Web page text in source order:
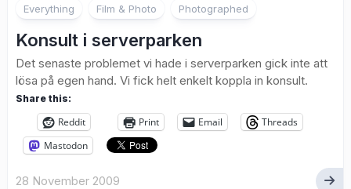
Everything Film & Photo Photographed
Konsult i serverparken
Det senaste problemet vi hade i serverparken gick inte att
lösa på egen hand. Vi fick helt enkelt koppla in konsult.
Share this:
Reddit Print Email
Threads
Mastodon
28 November 2009